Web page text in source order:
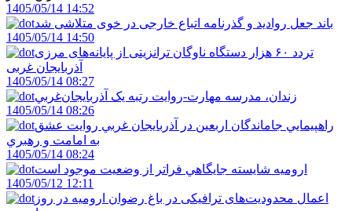
1405/05/14 14:52
باند جعل روادید و گذرنامه اتباع خارجی در خوی متلاشی شد
1405/05/14 14:50
تردد ۶۰ هزار دستگاه ناوگان ترانزیتی از پایانه‌های مرزی
آذربایجان ‌غربی
1405/05/14 08:27
زندان، مدرسه مهارت-روايت رتبه يک آذربايجان‌غربي
1405/05/14 08:26
راهپيمايي جاماندگان اربعين در آذربايجان غربي روايت عشق
به امامت و رهبري
1405/05/14 08:24
اروميه شايسته جايگاهي فراتر از وضعيت موجود است
1405/05/12 12:11
اعمال محدودیت‌های ترافیکی در باغ رضوان ارومیه در روز